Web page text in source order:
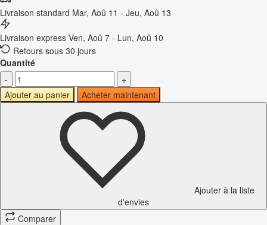
Livraison standard Mar, Aoû 11 - Jeu, Aoû 13
Livraison express Ven, Aoû 7 - Lun, Aoû 10
Retours sous 30 jours
Quantité
-
+
Ajouter au panier
Acheter maintenant
Ajouter à la liste
d'envies
Comparer